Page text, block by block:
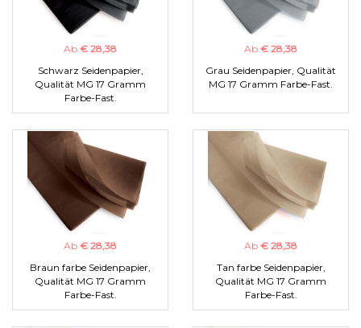
Ab € 28,38
Schwarz Seidenpapier,
Qualität MG 17 Gramm
Farbe-Fast.
Ab € 28,38
Grau Seidenpapier, Qualität
MG 17 Gramm Farbe-Fast.
Ab € 28,38
Braun farbe Seidenpapier,
Qualität MG 17 Gramm
Farbe-Fast.
Ab € 28,38
Tan farbe Seidenpapier,
Qualität MG 17 Gramm
Farbe-Fast.